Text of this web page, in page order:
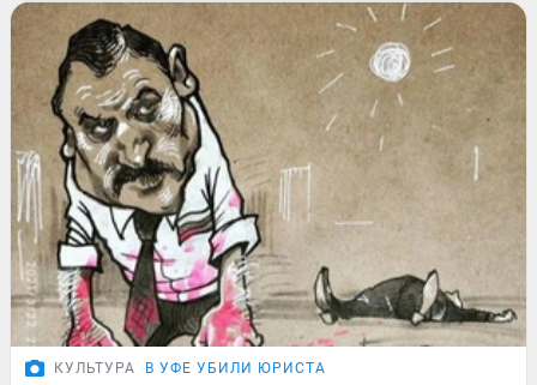
КУЛЬТУРА В УФЕ УБИЛИ ЮРИСТА